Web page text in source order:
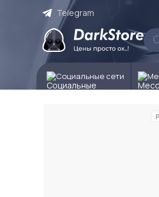
Telegram
Социальные сети